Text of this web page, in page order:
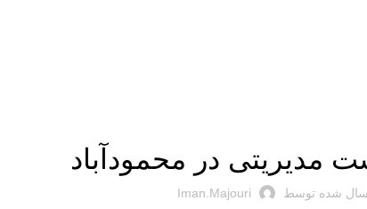
در محمودآباد
شده توسط Iman.majouri